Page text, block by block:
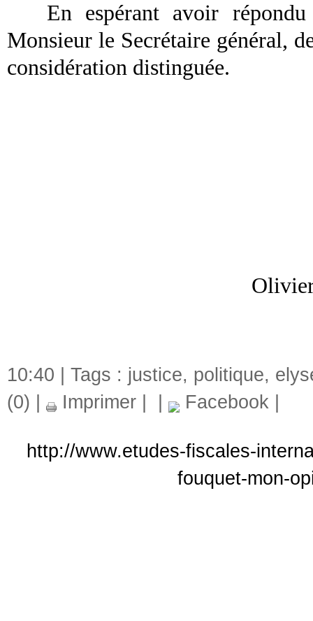
En espérant avoir
Monsieur le Secrétaire général,
considération distinguée.
10:40 | Tags : justice, politique,
(0)
Imprimer Facebook
http://www.etudes-fiscales-
fouquet-mon-